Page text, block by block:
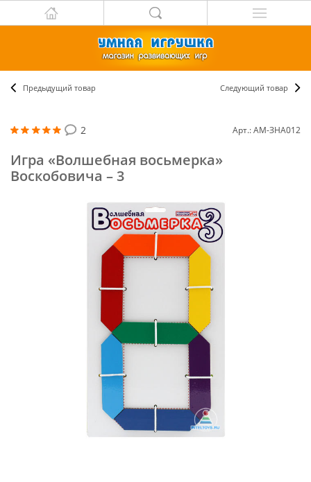
Предыдущий товар Следующий товар
2 Арт.: АМ-ЗНА012
Игра «Волшебная восьмерка»
Воскобовича – 3